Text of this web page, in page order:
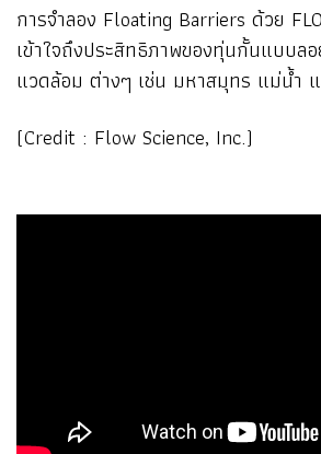
การจำลอง Floating Barriers ด้วย
เข้าใจถึงประสิทธิภาพของทุ่นกั้นแบบล
แวดล้อม ต่างๆ เช่น มหาสมุทร แม่น้ำ
(Credit : Flow Science, Inc.)